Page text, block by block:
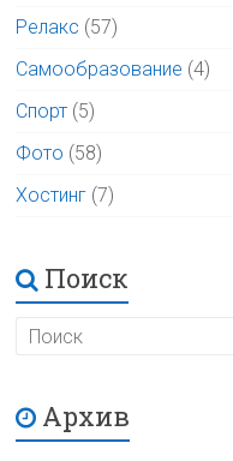
Релакс (57)
Самообразование (4)
Спорт (5)
Фото (58)
Хостинг (7)
Поиск
Архив